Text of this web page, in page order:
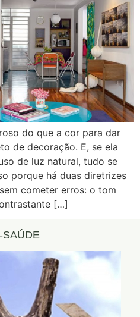
do que a cor para dar
de decoração. E, se ela
de luz natural, tudo se
porque há duas diretrizes
cometer erros: o tom
[…]
SAÚDE